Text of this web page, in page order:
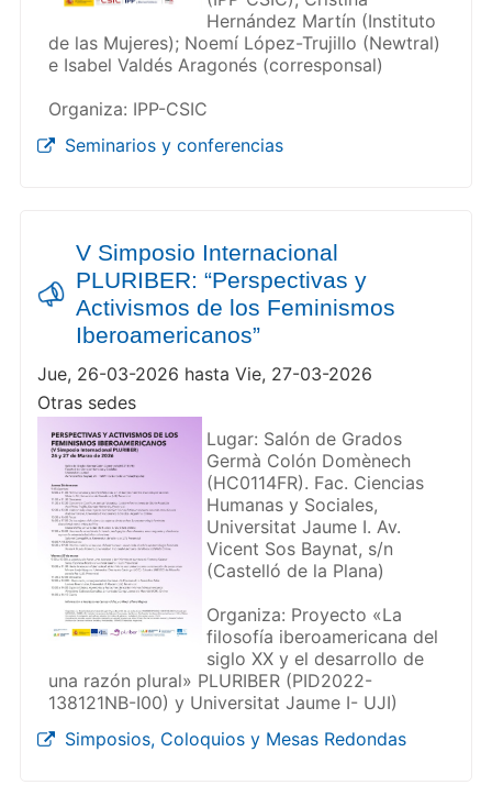
Hernández Martín (Instituto
de las Mujeres); Noemí López-Trujillo (Newtral)
e Isabel Valdés Aragonés (corresponsal)
Organiza: IPP-CSIC
Seminarios y conferencias
V Simposio Internacional
PLURIBER: “Perspectivas y
Activismos de los Feminismos
Iberoamericanos”
Jue, 26-03-2026 hasta Vie, 27-03-2026
Otras sedes
Lugar: Salón de Grados
Germà Colón Domènech
(HC0114FR). Fac. Ciencias
Humanas y Sociales, ​​​​​​​
Universitat Jaume I. Av.
Vicent Sos Baynat, s/n
(Castelló de la Plana)
Organiza: Proyecto «La
filosofía iberoamericana del
siglo XX y el desarrollo de
una razón plural» PLURIBER (PID2022-
138121NB-I00) y Universitat Jaume I- UJI)
Simposios, Coloquios y Mesas Redondas